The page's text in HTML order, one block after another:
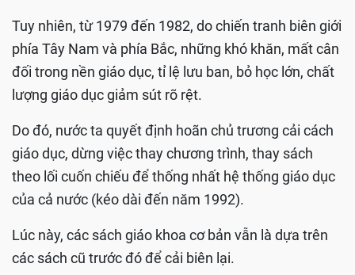
Tuy nhiên, từ 1979 đến 1982, do chiến tranh biên giới
phía Tây Nam và phía Bắc, những khó khăn, mất cân
đối trong nền giáo dục, tỉ lệ lưu ban, bỏ học lớn, chất
lượng giáo dục giảm sút rõ rệt.
Do đó, nước ta quyết định hoãn chủ trương cải cách
giáo dục, dừng việc thay chương trình, thay sách
theo lối cuốn chiếu để thống nhất hệ thống giáo dục
của cả nước (kéo dài đến năm 1992).
Lúc này, các sách giáo khoa cơ bản vẫn là dựa trên
các sách cũ trước đó để cải biên lại.